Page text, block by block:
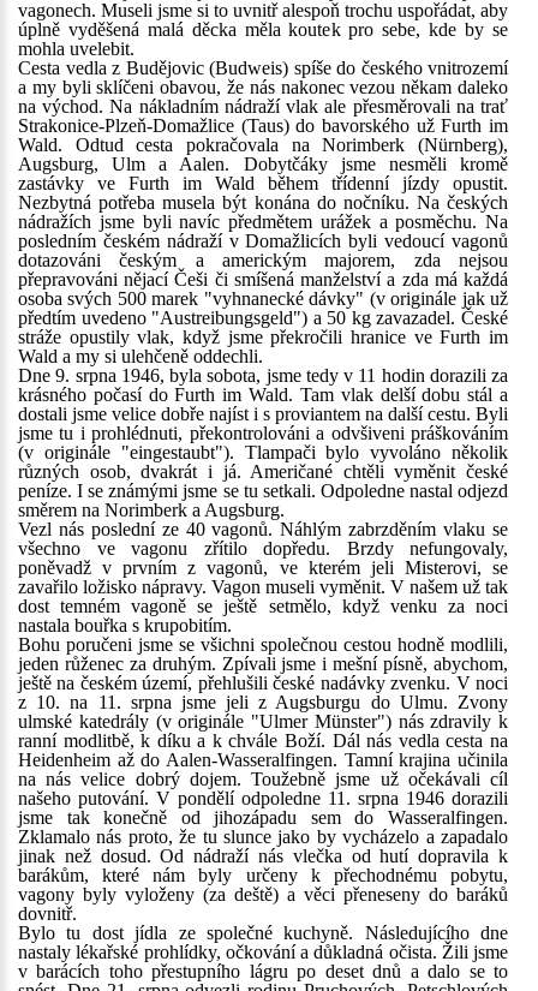
vagonech. Museli jsme si to uvnitř alespoň trochu uspořádat, aby
úplně vyděšená malá děcka měla koutek pro sebe, kde by se
mohla uvelebit.
Cesta vedla z Budějovic (Budweis) spíše do českého vnitrozemí
a my byli sklíčeni obavou, že nás nakonec vezou někam daleko
na východ. Na nákladním nádraží vlak ale přesměrovali na trať
Strakonice-Plzeň-Domažlice (Taus) do bavorského už Furth im
Wald. Odtud cesta pokračovala na Norimberk (Nürnberg),
Augsburg, Ulm a Aalen. Dobytčáky jsme nesměli kromě
zastávky ve Furth im Wald během třídenní jízdy opustit.
Nezbytná potřeba musela být konána do nočníku. Na českých
nádražích jsme byli navíc předmětem urážek a posměchu. Na
posledním českém nádraží v Domažlicích byli vedoucí vagonů
dotazováni českým a americkým majorem, zda nejsou
přepravováni nějací Češi či smíšená manželství a zda má každá
osoba svých 500 marek "vyhnanecké dávky" (v originále jak už
předtím uvedeno "Austreibungsgeld") a 50 kg zavazadel. České
stráže opustily vlak, když jsme překročili hranice ve Furth im
Wald a my si ulehčeně oddechli.
Dne 9. srpna 1946, byla sobota, jsme tedy v 11 hodin dorazili za
krásného počasí do Furth im Wald. Tam vlak delší dobu stál a
dostali jsme velice dobře najíst i s proviantem na další cestu. Byli
jsme tu i prohlédnuti, překontrolováni a odvšiveni práškováním
(v originále "eingestaubt"). Tlampači bylo vyvoláno několik
různých osob, dvakrát i já. Američané chtěli vyměnit české
peníze. I se známými jsme se tu setkali. Odpoledne nastal odjezd
směrem na Norimberk a Augsburg.
Vezl nás poslední ze 40 vagonů. Náhlým zabrzděním vlaku se
všechno ve vagonu zřítilo dopředu. Brzdy nefungovaly,
poněvadž v prvním z vagonů, ve kterém jeli Misterovi, se
zavařilo ložisko nápravy. Vagon museli vyměnit. V našem už tak
dost temném vagoně se ještě setmělo, když venku za noci
nastala bouřka s krupobitím.
Bohu poručeni jsme se všichni společnou cestou hodně modlili,
jeden růženec za druhým. Zpívali jsme i mešní písně, abychom,
ještě na českém území, přehlušili české nadávky zvenku. V noci
z 10. na 11. srpna jsme jeli z Augsburgu do Ulmu. Zvony
ulmské katedrály (v originále "Ulmer Münster") nás zdravily k
ranní modlitbě, k díku a k chvále Boží. Dál nás vedla cesta na
Heidenheim až do Aalen-Wasseralfingen. Tamní krajina učinila
na nás velice dobrý dojem. Toužebně jsme už očekávali cíl
našeho putování. V pondělí odpoledne 11. srpna 1946 dorazili
jsme tak konečně od jihozápadu sem do Wasseralfingen.
Zklamalo nás proto, že tu slunce jako by vycházelo a zapadalo
jinak než dosud. Od nádraží nás vlečka od hutí dopravila k
barákům, které nám byly určeny k přechodnému pobytu,
vagony byly vyloženy (za deště) a věci přeneseny do baráků
dovnitř.
Bylo tu dost jídla ze společné kuchyně. Následujícího dne
nastaly lékařské prohlídky, očkování a důkladná očista. Žili jsme
v barácích toho přestupního lágru po deset dnů a dalo se to